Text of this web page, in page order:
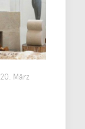
20. März